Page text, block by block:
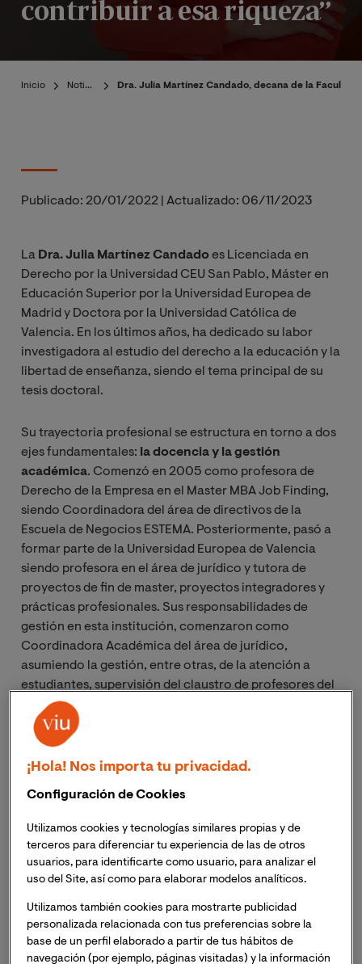
contribuir a esa riqueza”
Inicio Noticias Dra. Julia Martínez Candado, decana de la
Publicado: 20/01/2022 Actualizado: 06/11/2023
La Dra. Julia Martínez Candadoes Licenciada en
Derecho por la Universidad CEU San Pablo, Máster en
Educación Superior por la Universidad Europea de
Madrid y Doctora por la Universidad Católica de
Valencia. En los últimos años, ha dedicado su labor
investigadora al estudio del derecho a la educación y la
libertad de enseñanza, siendo el tema principal de su
tesis doctoral.
Su trayectoria profesional se estructura en torno a dos
ejes fundamentales: la docencia y la gestión
académica. Comenzó en 2005 como profesora de
Derecho de la Empresa en el Master MBA Job Finding,
siendo Coordinadora del área de directivos de la
Escuela de Negocios ESTEMA. Posteriormente, pasó a
formar parte de la Universidad Europea de Valencia
siendo profesora en el área de jurídico y tutora de
proyectos de fin de master, proyectos integradores y
prácticas profesionales. Sus responsabilidades de
gestión en esta institución, comenzaron como
Coordinadora Académica del área de jurídico,
asumiendo la gestión, entre otras, de la atención a
estudiantes, supervisión del claustro de profesores del
área y gestión de las relaciones con los Colegios
Profesionales e Instituciones. En la actualidad ocupaba
el puesto de directora Académica de la Universidad
Europea de Valencia, liderando el modelo académico
En su faceta investigadora, ha realizado diversas
comunicaciones en Jornadas y Congresos como la
participación en el II Congreso Internacional Cátedra
Abierta Scholas Occurrentes, VI Jornadas de
Investigación y Doctorado: ODS con Ciencia, el III
Congreso Internacional de Derecho de Familia, o el
XVIII Congreso asociación de constitucionalistas de
España. Educación y libertades en la democracia
¡Hola! Nos importa tu privacidad.
Configuración de Cookies
Utilizamos cookies y tecnologías similares propias y de
terceros para diferenciar tu experiencia de las de otros
usuarios, para identificarte como usuario, para analizar el
uso del Site, así como para elaborar modelos analíticos.
Utilizamos también cookies para mostrarte publicidad
personalizada relacionada con tus preferencias sobre la
base de un perfil elaborado a partir de tus hábitos de
navegación (por ejemplo, páginas visitadas) y la información